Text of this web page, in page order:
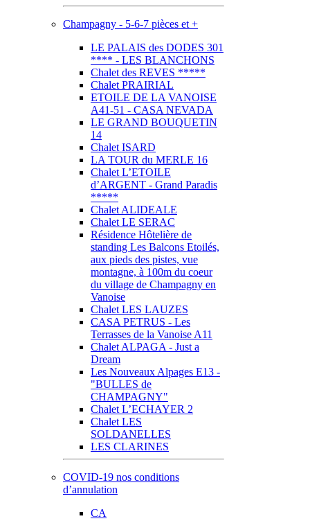
Champagny - 5-6-7 pièces et +
LE PALAIS des DODES 301
**** - LES BLANCHONS
Chalet des REVES *****
Chalet PRAIRIAL
ETOILE DE LA VANOISE
A41-51 - CASA NEVADA
LE GRAND BOUQUETIN
14
Chalet ISARD
LA TOUR du MERLE 16
Chalet L’ETOILE
d’ARGENT - Grand Paradis
*****
Chalet ALIDEALE
Chalet LE SERAC
Résidence Hôtelière de
standing Les Balcons Etoilés,
aux pieds des pistes, vue
montagne, à 100m du coeur
du village de Champagny en
Vanoise
Chalet LES LAUZES
CASA PETRUS - Les
Terrasses de la Vanoise A11
Chalet ALPAGA - Just a
Dream
Les Nouveaux Alpages E13 -
"BULLES de
CHAMPAGNY"
Chalet L’ECHAYER 2
Chalet LES
SOLDANELLES
LES CLARINES
COVID-19 nos conditions
d’annulation
CA